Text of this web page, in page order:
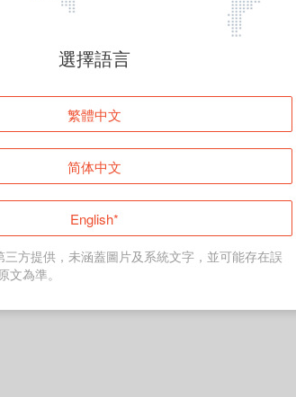
頁面無法顯示
登入
返回首頁
選擇語言
繁體中文
简体中文
English*
方提供，未涵蓋圖片及系統文字，並可能存在誤
文為準。